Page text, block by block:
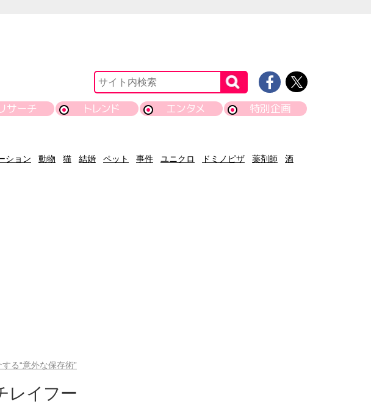
サーチ トレンド エンタメ 特別企画
ション 動物 猫 結婚 ペット 事件 ユニクロ ドミノピザ 薬剤師
酒
る“意外な保存術”
レイフー